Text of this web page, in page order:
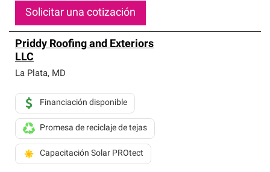
Solicitar una cotización
Priddy Roofing and Exteriors
LLC
La Plata, MD
Financiación disponible
Promesa de reciclaje de tejas
Capacitación Solar PROtect